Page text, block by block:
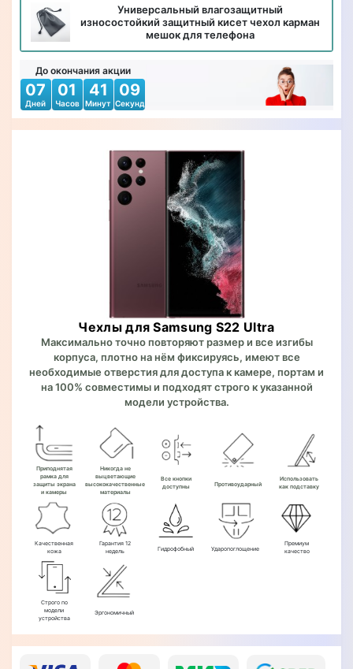
Универсальный влагозащитный
износостойкий защитный кисет чехол карман
мешок для телефона
До окончания акции
07
Дней
01
Часов
41
Минут
07
Секунд
Чехлы для Samsung S22 Ultra
Максимально точно повторяют размер и все изгибы
корпуса, плотно на нём фиксируясь, имеют все
необходимые отверстия для доступа к камере, портам и
на 100% совместимы и подходят строго к указанной
модели устройства.
Приподнятая
рамка для
защиты экрана
и камеры
Никогда не
выцветающие
высококачественные
материалы
Все кнопки
доступны
Противоударный
Использовать
как подставку
Качественная
кожа
Гарантия 12
недель
Гидрофобный Ударопоглощение
Премиум
качество
Строго по
модели
устройства
Эргономичный